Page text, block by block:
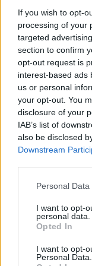
If you wish to opt-
processing of your
targeted
section to confirm
opt-out request is
interest-based ads
us or personal
your opt-out. You
disclosure of your
IAB’s list of
also be disclosed
Downstream
Personal
I want to opt-
personal data.
Opted In
I want to opt-
Personal Data.
Emellé ott
kozmetikai
különböző
rengeteg
emellett a
kapunk új
van
meccs után
helyben
program
kivételek
engine
A kiadó